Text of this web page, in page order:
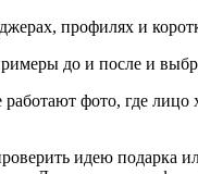
профилях и
до и после и
фото, где
идею подарка